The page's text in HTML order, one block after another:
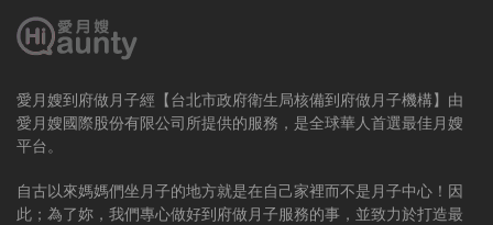
愛月嫂到府做月子經【台北市政府衛生局核備到府做月子機構】由
愛月嫂國際股份有限公司所提供的服務，是全球華人首選最佳月嫂
平台。
自古以來媽媽們坐月子的地方就是在自己家裡而不是月子中心！因
此；為了妳，我們專心做好到府做月子服務的事，並致力於打造最